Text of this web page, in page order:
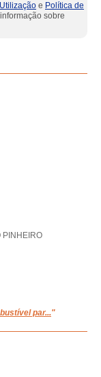
e Política de
sobre
PINHEIRO
par..."